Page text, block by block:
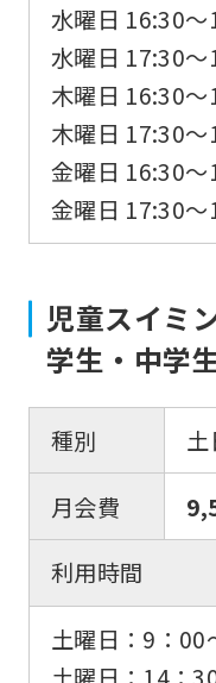
水曜日 16:30〜
水曜日 17:30〜
木曜日 16:30
木曜日 17:30
金曜日 16:30〜
金曜日 17:30〜
児童スイミ
学生・中学生
種別
月会費
利用時間
土曜日：9：00